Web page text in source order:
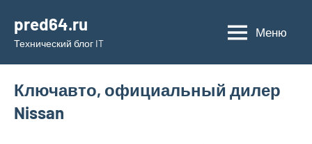
содержимому
pred64.ru
Технический блог IT
Меню
Ключавто, официальный дилер
Nissan